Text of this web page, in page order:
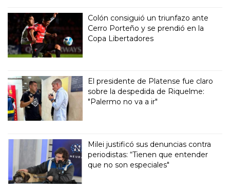
Colón consiguió un triunfazo ante
Cerro Porteño y se prendió en la
Copa Libertadores
El presidente de Platense fue claro
sobre la despedida de Riquelme:
"Palermo no va a ir"
Milei justificó sus denuncias contra
periodistas: “Tienen que entender
que no son especiales"